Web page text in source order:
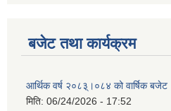
बजेट तथा कार्यक्रम
आर्थिक वर्ष २०८३्।०८४ को वार्षिक बजेट
मिति: 06/24/2026 - 17:52